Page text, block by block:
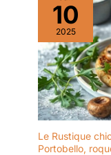
10
2025
Le Rustique
Portobello,